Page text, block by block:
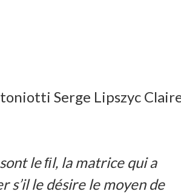
Serge Lipszyc
le ﬁl, la matrice qui a
le désire le moyen de